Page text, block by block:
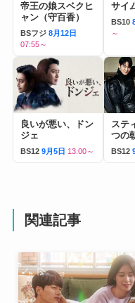
帝王の娘スベクヒ
ャン（守百香）
BSフジ 8月12日
07:55～
サイ
BS10
～
良いが悪い、ドン
ジェ
BS12 9月5日 13:00～
ステ
つの
BS12
関連記事